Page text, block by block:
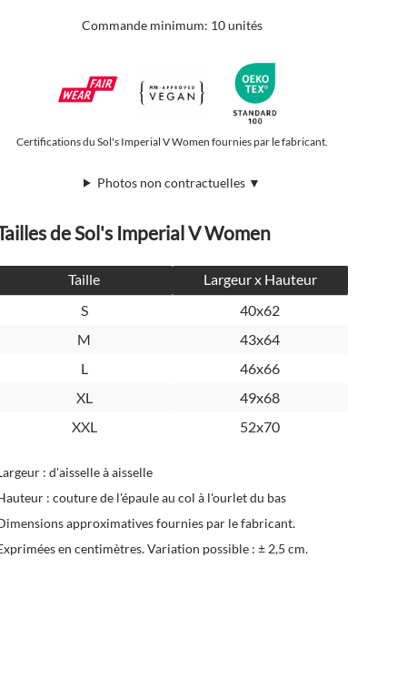
Commande minimum: 10 unités
Certifications du Sol's Imperial V Women fournies par le fabricant.
Photos non contractuelles ▼
de Sol's Imperial V Women
Taille
Largeur x Hauteur
S
40x62
M
43x64
L
46x66
XL
49x68
XXL
52x70
: d'aisselle à aisselle
: couture de l'épaule au col à l'ourlet du bas
approximatives fournies par le fabricant.
en centimètres. Variation possible : ± 2,5 cm.